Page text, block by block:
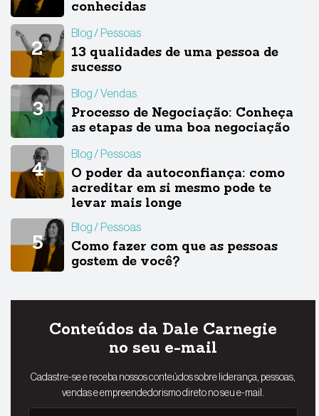
conhecidas
Blog Pessoas
13 qualidades de uma pessoa de
sucesso
Blog Vendas
Processo de Negociação: Conheça
as etapas de uma boa negociação
Blog Pessoas
O poder da autoconfiança: como
acreditar em si mesmo pode te
levar mais longe
Blog Pessoas
Como fazer com que as pessoas
gostem de você?
Conteúdos da Dale Carnegie
no seu e-mail
Cadastre-se e receba nossos conteúdos sobre liderança, pessoas,
vendas e empreendedorismo direto no seu e-mail.